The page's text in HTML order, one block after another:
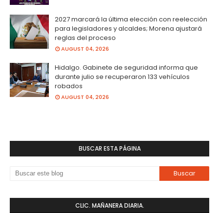
2027 marcará la última elección con reelección
para legisladores y alcaldes; Morena ajustará
reglas del proceso
AUGUST 04, 2026
Hidalgo. Gabinete de seguridad informa que
durante julio se recuperaron 133 vehículos
robados
AUGUST 04, 2026
BUSCAR ESTA PÁGINA
CLIC. MAÑANERA DIARIA.